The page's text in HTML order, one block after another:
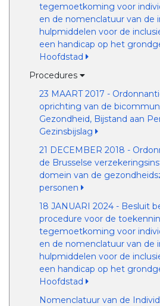
tegemoetkoming voor
en de nomenclatuur van de
hulpmiddelen voor de
een handicap op het
Hoofdstad
Procedures
23 MAART 2017 -
oprichting van de
Gezondheid, Bijstand aan
Gezinsbijslag
21 DECEMBER 2018 -
de Brusselse
domein van de
personen
18 JANUARI 2024 - Besluit
procedure voor de
tegemoetkoming voor
en de nomenclatuur van de
hulpmiddelen voor de
een handicap op het
Hoofdstad
Nomenclatuur van de